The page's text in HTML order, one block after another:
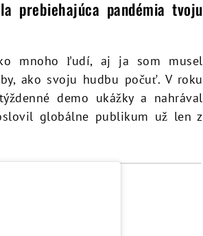
prebiehajúca pandémia tvoju
mnoho ľudí, aj ja som musel
ako svoju hudbu počuť. V roku
demo ukážky a nahrával
globálne publikum už len z